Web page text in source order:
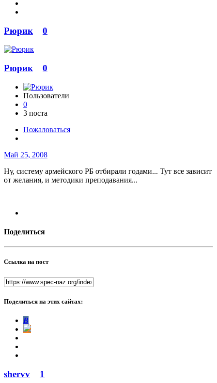
Рюрик 0
Рюрик 0
Пользователи
0
3 поста
Пожаловаться
Май 25, 2008
Ну, систему армейского РБ отбирали годами... Тут все зависит
от желания, и методики преподавания...
Поделиться
Ссылка на пост
Поделиться на этих сайтах:
В
shervv 1